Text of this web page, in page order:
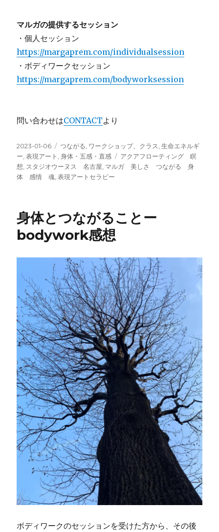
マルガの提供するセッション
・個人セッション
https://margaprem.com/individualsession
・ボディワークセッション
https://margaprem.com/bodyworksession
問い合わせはCONTACTより
投
稿
日:
2023-01-06
カ
テ
ゴ
リ
つながる ワークショップ、クラス ,生命エネルギ
ー ,表現アート ,身体・五感・直感
タ
グ
アクアフローティング 瞑
想 スタジオウーヌス 名古屋 マルガ 美しさ つながる 身
体 感情 魂 ,表現アートセラピー
身体とつながることー
bodywork感想
ボディワークのセッションを受けた方から、その後